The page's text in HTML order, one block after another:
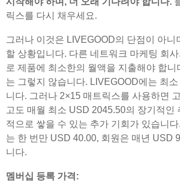
릭스를 다시 채우세요.
그러나 이것은 LIVEGOOD의 단점이 아니
할 상황입니다. 다른 네트워크 마케팅 회
로 제품에 최소한의 월액을 지출해야 합니
는 그렇지 않습니다. LIVEGOOD에는 최
니다. 그러나 2×15 매트릭스를 사용하면
고도 매월 최소 USD 2045.50의 장기적인
적으로 쌓을 수 있는 추가 기회가 있습니
는 한 번만 USD 40.00, 회원은 매년 USD
니다.
멤버십 등록 가격: